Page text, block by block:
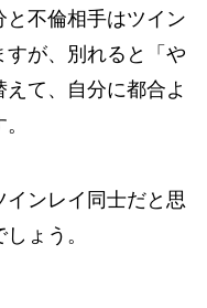
不倫相手はツイン
すが、別れると「や
て、自分に都合よ
インレイ同士だと思
ょう。